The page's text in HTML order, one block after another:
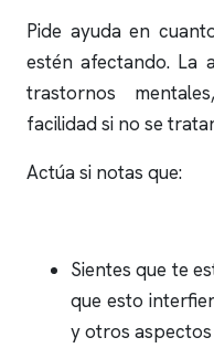
Pide ayuda en
estén afectando. La
trastornos
facilidad si no se
Actúa si notas que:
Sientes que te
que esto
y otros aspectos